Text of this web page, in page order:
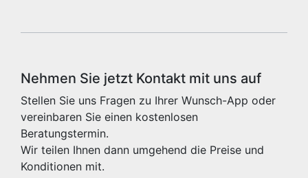
Nehmen Sie jetzt Kontakt mit uns auf
Stellen Sie uns Fragen zu Ihrer Wunsch-App oder
vereinbaren Sie einen kostenlosen
Beratungstermin.
Wir teilen Ihnen dann umgehend die Preise und
Konditionen mit.